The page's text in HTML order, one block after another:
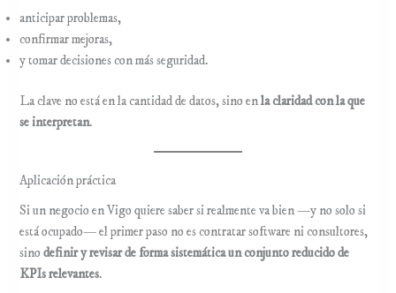
anticipar problemas,
confirmar mejoras,
y tomar decisiones con más seguridad.
La clave no está en la cantidad de datos, sino enla claridad con la que
se interpretan.
Aplicación práctica
Si un negocio en Vigo quiere saber si realmente va bien —y no solo si
está ocupado— el primer paso no es contratar software ni consultores,
sinodefinir y revisar de forma sistemática un conjunto reducido de
KPIs relevantes.